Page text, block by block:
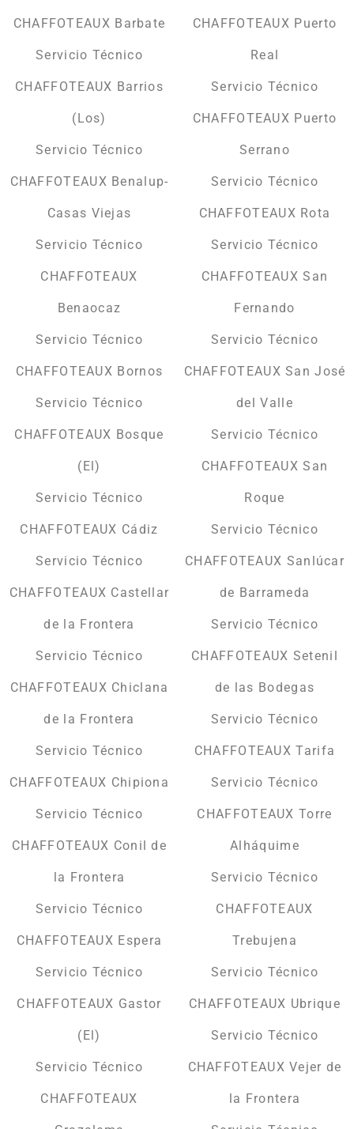
CHAFFOTEAUX Barbate
Servicio Técnico
CHAFFOTEAUX Barrios
(Los)
Servicio Técnico
CHAFFOTEAUX Benalup-
Casas Viejas
Servicio Técnico
CHAFFOTEAUX
Benaocaz
Servicio Técnico
CHAFFOTEAUX Bornos
Servicio Técnico
CHAFFOTEAUX Bosque
(El)
Servicio Técnico
CHAFFOTEAUX Cádiz
Servicio Técnico
CHAFFOTEAUX Castellar
de la Frontera
Servicio Técnico
CHAFFOTEAUX Chiclana
de la Frontera
Servicio Técnico
CHAFFOTEAUX Chipiona
Servicio Técnico
CHAFFOTEAUX Conil de
la Frontera
Servicio Técnico
CHAFFOTEAUX Espera
Servicio Técnico
CHAFFOTEAUX Gastor
(El)
Servicio Técnico
CHAFFOTEAUX
CHAFFOTEAUX Puerto
Real
Servicio Técnico
CHAFFOTEAUX Puerto
Serrano
Servicio Técnico
CHAFFOTEAUX Rota
Servicio Técnico
CHAFFOTEAUX San
Fernando
Servicio Técnico
CHAFFOTEAUX San José
del Valle
Servicio Técnico
CHAFFOTEAUX San
Roque
Servicio Técnico
CHAFFOTEAUX Sanlúcar
de Barrameda
Servicio Técnico
CHAFFOTEAUX Setenil
de las Bodegas
Servicio Técnico
CHAFFOTEAUX Tarifa
Servicio Técnico
CHAFFOTEAUX Torre
Alháquime
Servicio Técnico
CHAFFOTEAUX
Trebujena
Servicio Técnico
CHAFFOTEAUX Ubrique
Servicio Técnico
CHAFFOTEAUX Vejer de
la Frontera